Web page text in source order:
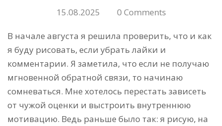
15.08.2025 0 Comments
В начале августа я решила проверить, что и как
я буду рисовать, если убрать лайки и
комментарии. Я заметила, что если не получаю
мгновенной обратной связи, то начинаю
сомневаться. Мне хотелось перестать зависеть
от чужой оценки и выстроить внутреннюю
мотивацию. Ведь раньше было так: я рисую, на